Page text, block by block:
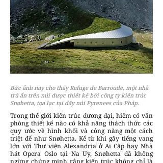
Bức ảnh này cho thấy Refuge de Barroude, một nhà
trú ẩn trên núi được thiết kế bởi công ty kiến trúc
Snøhetta, tọa lạc tại dãy núi Pyrenees của Pháp.
Trong thế giới kiến trúc đương đại, hiếm có văn
phòng thiết kế nào có khả năng thách thức các
quy ước về hình khối và công năng một cách
triệt để như Snøhetta. Kể từ khi gây tiếng vang
lớn với Thư viện Alexandria ở Ai Cập hay Nhà
hát Opera Oslo tại Na Uy, Snøhetta đã không
ngừng chứng minh rằng kiến trúc không chỉ là